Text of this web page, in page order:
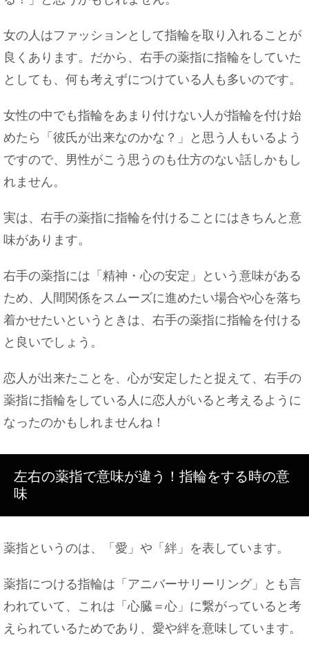
女の人はファッションとして指輪を取り入れることが
良くあります。だから、右手の薬指に指輪をしていた
としても、何も考えずにつけている人も多いのです。
女性の中でも指輪をあまり付けない人が指輪を付け始
めたら「彼氏が出来なのかな？」と思う人もいるよう
ですので、男性がこう思うのも仕方のない話しかもし
れません。
実は、右手の薬指に指輪を付けることにはきちんと意
味があります。
右手の薬指には「精神・心の安定」という意味がある
ため、人間関係をスムーズに進めたい場合や心を落ち
着かせたいというときは、右手の薬指に指輪を付ける
と良いでしょう。
恋人が出来たことを、心が安定したと捉えて、右手の
薬指に指輪をしている人に恋人がいると考えるように
なったのかもしれませんね！
左右の薬指で意味が違う！指輪をする時の意
味
薬指というのは、「愛」や「絆」を表しています。
薬指につける指輪は「アニバーサリーリング」とも言
われていて、これは「心臓＝心」に繋がっていると考
えられているためであり、愛や絆を意味しています。